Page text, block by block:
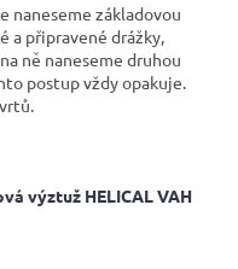
naneseme základovou
a připravené drážky,
ně naneseme druhou
postup vždy opakuje.
výztuž HELICAL VAH